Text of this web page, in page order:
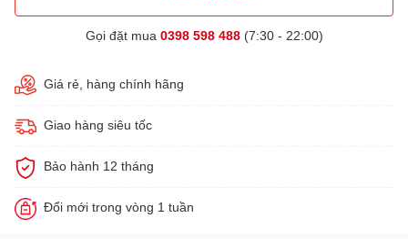
Gọi đặt mua 0398 598 488(7:30 - 22:00)
Giá rẻ, hàng chính hãng
Giao hàng siêu tốc
Bảo hành 12 tháng
Đổi mới trong vòng 1 tuần